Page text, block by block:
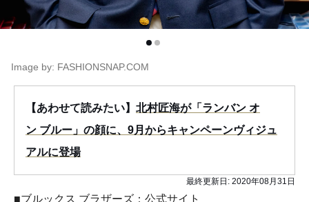
Image by: FASHIONSNAP.COM
【あわせて読みたい】 北村匠海が「ランバン オ
ン ブルー」の顔に、9月からキャンペーンヴィジュ
アルに登場
最終更新日: 2020年08月31日
■ブルックス ブラザーズ：公式サイト